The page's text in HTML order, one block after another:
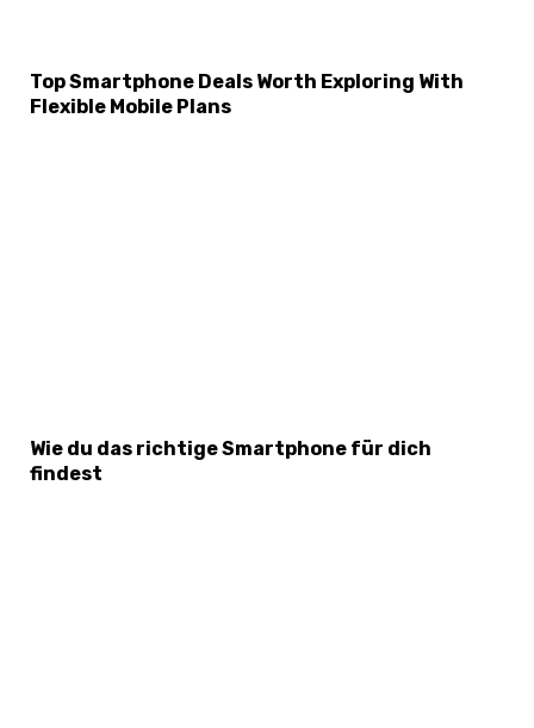
Top Smartphone Deals Worth Exploring With
Flexible Mobile Plans
Wie du das richtige Smartphone für dich
findest